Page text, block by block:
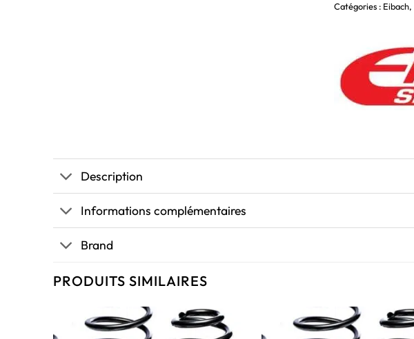
Catégories : Eibach,
Description
Informations complémentaires
Brand
PRODUITS SIMILAIRES